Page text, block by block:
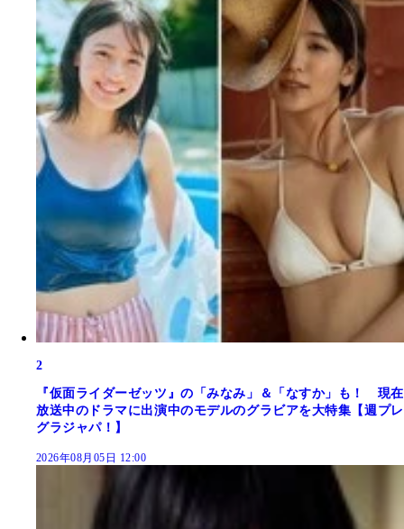
2
『仮面ライダーゼッツ』の「みなみ」＆「なすか」も！ 現在
放送中のドラマに出演中のモデルのグラビアを大特集【週プレ
グラジャパ！】
2026年08月05日 12:00